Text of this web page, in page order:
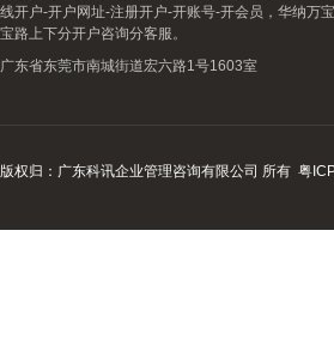
线开户-开户网址-注册开户-开账号-开会员，华纳万
宝路上下分开户咨询分客服。
广东省东莞市南城街道宏六路1号1603室
版权归：广东科讯企业管理咨询有限公司 所有 粤